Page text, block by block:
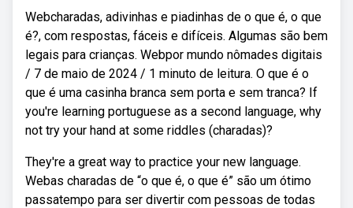
Webcharadas, adivinhas e piadinhas de o que é, o que
é?, com respostas, fáceis e difíceis. Algumas são bem
legais para crianças. Webpor mundo nômades digitais
/ 7 de maio de 2024 / 1 minuto de leitura. O que é o
que é uma casinha branca sem porta e sem tranca? If
you're learning portuguese as a second language, why
not try your hand at some riddles (charadas)?
They're a great way to practice your new language.
Webas charadas de “o que é, o que é” são um ótimo
passatempo para ser divertir com pessoas de todas